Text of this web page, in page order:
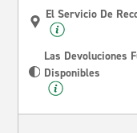
El Servicio De
Las Devoluciones
Disponibles